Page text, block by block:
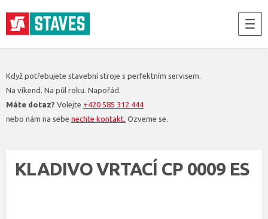
Když potřebujete stavební stroje s perfektním servisem.
Na víkend. Na půl roku. Napořád.
Máte dotaz? Volejte +420 585 312 444
nebo nám na sebe nechte kontakt. Ozveme se.
KLADIVO VRTACÍ CP 0009 ES